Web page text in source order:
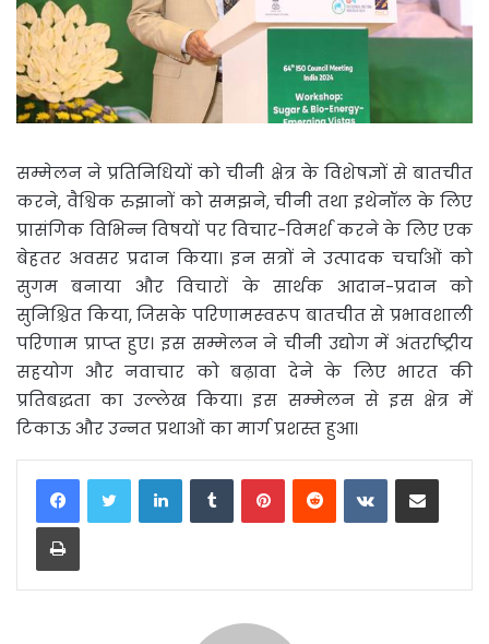
सम्मेलन ने प्रतिनिधियों को चीनी क्षेत्र के विशेषज्ञों से बातचीत
करने, वैश्विक रुझानों को समझने, चीनी तथा इथेनॉल के लिए
प्रासंगिक विभिन्न विषयों पर विचार-विमर्श करने के लिए एक
बेहतर अवसर प्रदान किया। इन सत्रों ने उत्पादक चर्चाओं को
सुगम बनाया और विचारों के सार्थक आदान-प्रदान को
सुनिश्चित किया, जिसके परिणामस्‍वरूप बातचीत से प्रभावशाली
परिणाम प्राप्‍त हुए। इस सम्मेलन ने चीनी उद्योग में अंतर्राष्ट्रीय
सहयोग और नवाचार को बढ़ावा देने के लिए भारत की
प्रतिबद्धता का उल्‍लेख किया। इस सम्‍मेलन से इस क्षेत्र में
टिकाऊ और उन्नत प्रथाओं का मार्ग प्रशस्त हुआ।
LinkedInTumblrPinterestReddit VKontakteShare via Email
Print